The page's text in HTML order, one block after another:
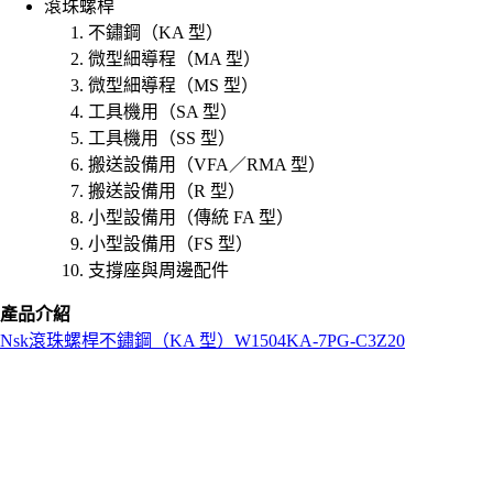
滾珠螺桿
不鏽鋼（KA 型）
微型細導程（MA 型）
微型細導程（MS 型）
工具機用（SA 型）
工具機用（SS 型）
搬送設備用（VFA／RMA 型）
搬送設備用（R 型）
小型設備用（傳統 FA 型）
小型設備用（FS 型）
支撐座與周邊配件
產品介紹
Nsk滾珠螺桿不鏽鋼（KA 型） W1504KA-7PG-C3Z20